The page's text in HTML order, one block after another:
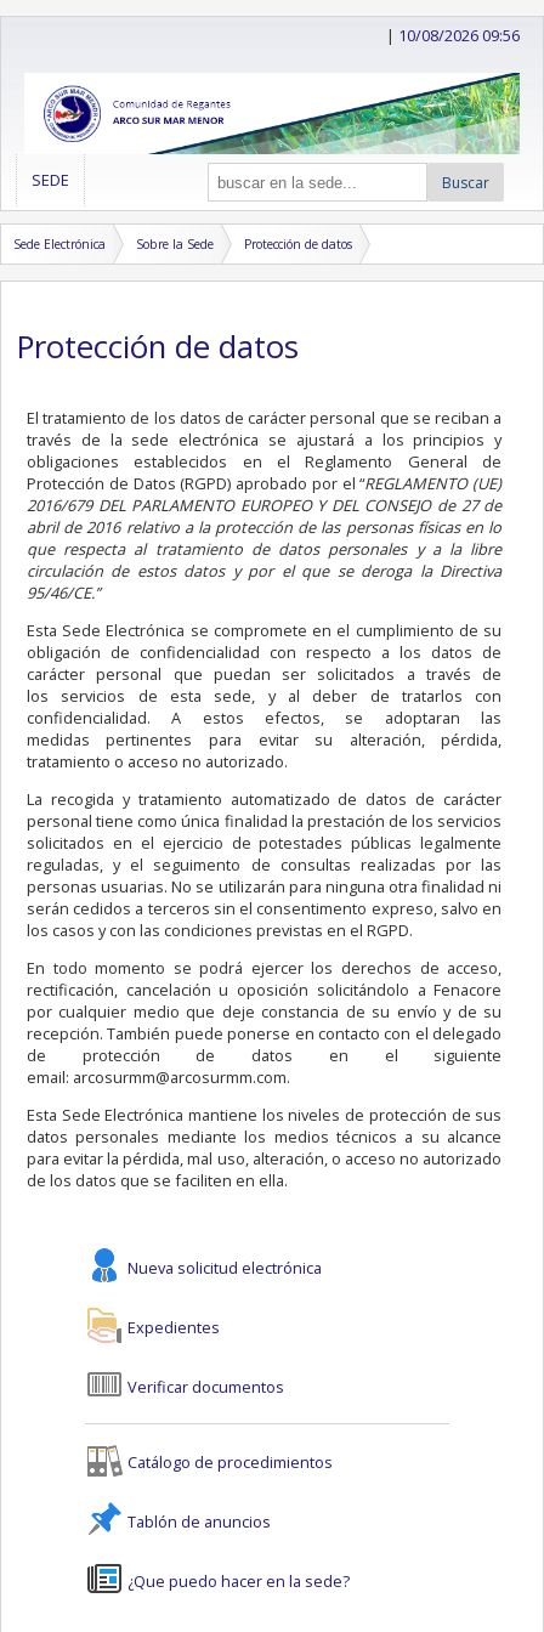
| 10/08/2026 09:56
SEDE Buscar
Sede Electrónica Sobre la Sede Protección de datos
Protección de datos
El tratamiento de los datos de carácter personal que se reciban a
través de la sede electrónica se ajustará a los principios y
obligaciones establecidos en el Reglamento General de
Protección de Datos (RGPD) aprobado por el “REGLAMENTO (UE)
2016/679 DEL PARLAMENTO EUROPEO Y DEL CONSEJO de 27 de
abril de 2016 relativo a la protección de las personas físicas en lo
que respecta al tratamiento de datos personales y a la libre
circulación de estos datos y por el que se deroga la Directiva
95/46/CE.”
Esta Sede Electrónica se compromete en el cumplimiento de su
obligación de confidencialidad con respecto a los datos de
carácter personal que puedan ser solicitados a través de
los servicios de esta sede, y al deber de tratarlos con
confidencialidad. A estos efectos, se adoptaran las
medidas pertinentes para evitar su alteración, pérdida,
tratamiento o acceso no autorizado.
La recogida y tratamiento automatizado de datos de carácter
personal tiene como única finalidad la prestación de los servicios
solicitados en el ejercicio de potestades públicas legalmente
reguladas, y el seguimento de consultas realizadas por las
personas usuarias. No se utilizarán para ninguna otra finalidad ni
serán cedidos a terceros sin el consentimento expreso, salvo en
los casos y con las condiciones previstas en el RGPD.
En todo momento se podrá ejercer los derechos de acceso,
rectificación, cancelación u oposición solicitándolo a Fenacore
por cualquier medio que deje constancia de su envío y de su
recepción. También puede ponerse en contacto con el delegado
de protección de datos en el siguiente
email: arcosurmm@arcosurmm.com.
Esta Sede Electrónica mantiene los niveles de protección de sus
datos personales mediante los medios técnicos a su alcance
para evitar la pérdida, mal uso, alteración, o acceso no autorizado
de los datos que se faciliten en ella.
Nueva solicitud electrónica
Expedientes
Verificar documentos
Catálogo de procedimientos
Tablón de anuncios
¿Que puedo hacer en la sede?